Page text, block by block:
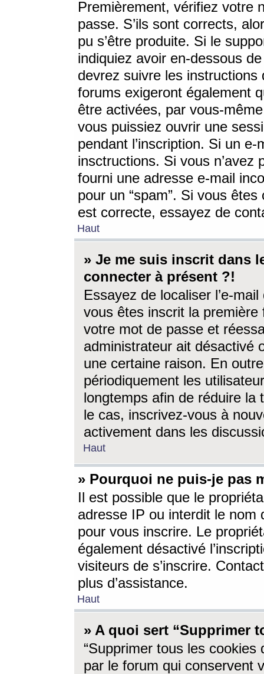
Premièrement, vérifiez votre
passe. S’ils sont corrects,
pu s’être produite. Si le
indiquiez avoir en-dessous
devrez suivre les
forums exigeront également
être activées, par vous-
vous puissiez ouvrir une
pendant l’inscription. Si un
insctructions. Si vous n’avez
fourni une adresse e-mail
pour un “spam”. Si vous
est correcte, essayez de
Haut
» Je me suis inscrit dans
connecter à présent ?!
Essayez de localiser l’e-
vous êtes inscrit la première
votre mot de passe et
administrateur ait désactivé
une certaine raison. En
périodiquement les
longtemps afin de réduire la
le cas, inscrivez-vous à
activement dans les
Haut
» Pourquoi ne puis-je pas
Il est possible que le
adresse IP ou interdit le nom
pour vous inscrire. Le
également désactivé
visiteurs de s’inscrire.
plus d’assistance.
Haut
» A quoi sert “Supprimer
“Supprimer tous les cookies
par le forum qui conservent